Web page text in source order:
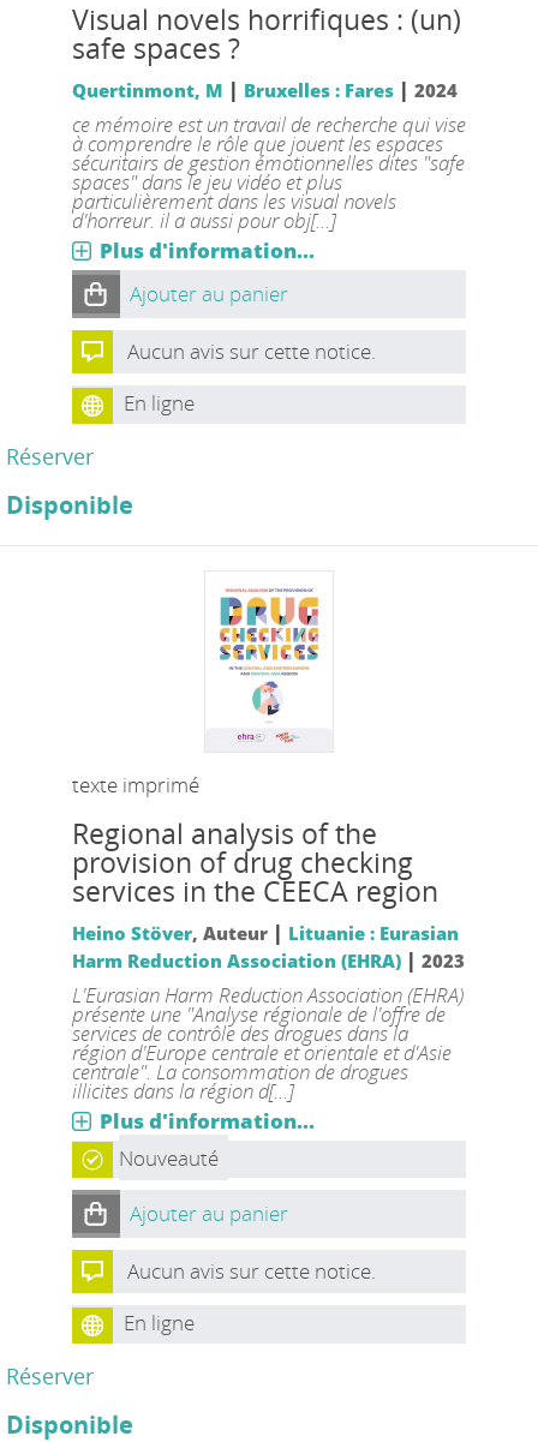
Visual novels horrifiques : (un)
safe spaces ?
Quertinmont, M | Bruxelles : Fares| 2024
ce mémoire est un travail de recherche qui vise
à comprendre le rôle que jouent les espaces
sécuritairs de gestion émotionnelles dites "safe
spaces" dans le jeu vidéo et plus
particulièrement dans les visual novels
d'horreur. il a aussi pour obj[...]
Plus d'information...
Ajouter au panier
Aucun avis sur cette notice.
En ligne
Réserver
Disponible
texte imprimé
Regional analysis of the
provision of drug checking
services in the CEECA region
Heino Stöver, Auteur | Lituanie : Eurasian
Harm Reduction Association (EHRA)| 2023
L'Eurasian Harm Reduction Association (EHRA)
présente une "Analyse régionale de l'offre de
services de contrôle des drogues dans la
région d'Europe centrale et orientale et d'Asie
centrale". La consommation de drogues
illicites dans la région d[...]
Plus d'information...
Nouveauté
Ajouter au panier
Aucun avis sur cette notice.
En ligne
Réserver
Disponible